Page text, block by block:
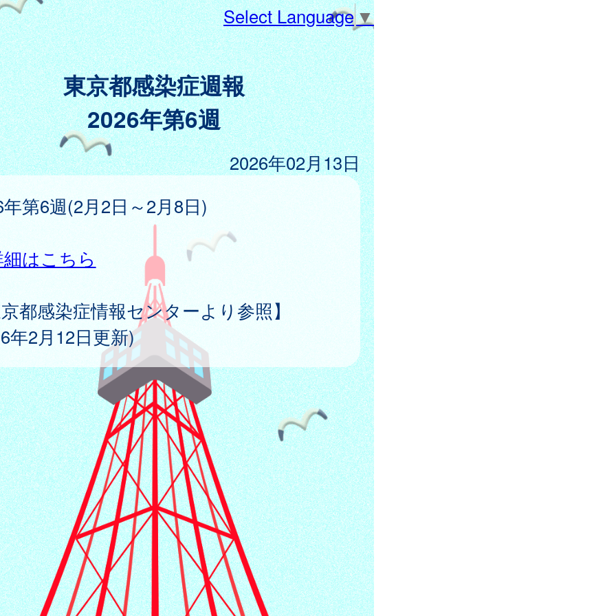
Select Language▼
東京都感染症週報
2026年第6週
2026年02月13日
第6週(2月2日～2月8日)
はこちら
都感染症情報センターより参照】
年2月12日更新)